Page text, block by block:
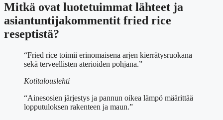
Mitkä ovat luotetuimmat lähteet ja
asiantuntijakommentit fried rice
reseptistä?
“Fried rice toimii erinomaisena arjen kierrätysruokana
sekä terveellisten aterioiden pohjana.”
Kotitalouslehti
“Ainesosien järjestys ja pannun oikea lämpö määrittää
lopputuloksen rakenteen ja maun.”